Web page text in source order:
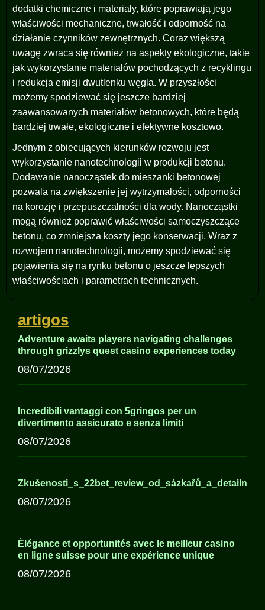
dodatki chemiczne i materiały, które poprawiają jego
właściwości mechaniczne, trwałość i odporność na
działanie czynników zewnętrznych. Coraz większą
uwagę zwraca się również na aspekty ekologiczne, takie
jak wykorzystanie materiałów pochodzących z recyklingu
i redukcja emisji dwutlenku węgla. W przyszłości
możemy spodziewać się jeszcze bardziej
zaawansowanych materiałów betonowych, które będą
bardziej trwałe, ekologiczne i efektywne kosztowo.
Jednym z obiecujących kierunków rozwoju jest
wykorzystanie nanotechnologii w produkcji betonu.
Dodawanie nanocząstek do mieszanki betonowej
pozwala na zwiększenie jej wytrzymałości, odporności
na korozję i przepuszczalności dla wody. Nanocząstki
mogą również poprawić właściwości samoczyszczące
betonu, co zmniejsza koszty jego konserwacji. Wraz z
rozwojem nanotechnologii, możemy spodziewać się
pojawienia się na rynku betonu o jeszcze lepszych
właściwościach i parametrach technicznych.
artigos
Adventure awaits players navigating challenges
through grizzlys quest casino experiences today
08/07/2026
Incredibili vantaggi con 5gringos per un
divertimento assicurato e senza limiti
08/07/2026
08/07/2026
Élégance et opportunités avec le meilleur casino
en ligne suisse pour une expérience unique
08/07/2026